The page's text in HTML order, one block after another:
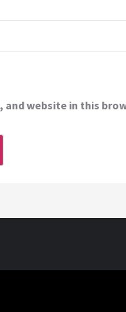
and website in this